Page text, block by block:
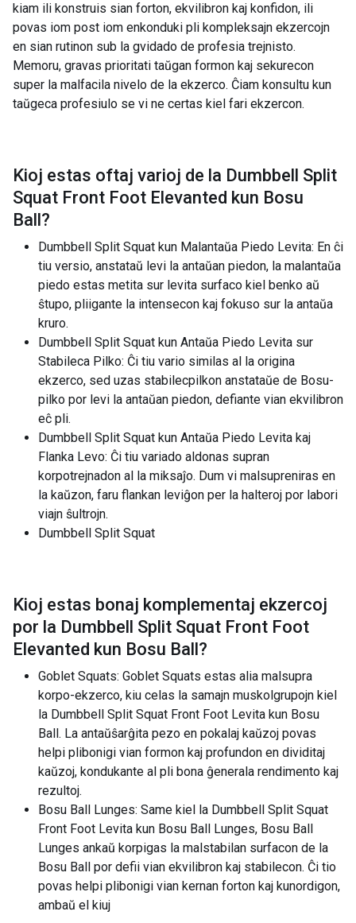
kiam ili konstruis sian forton, ekvilibron kaj konfidon, ili
povas iom post iom enkonduki pli kompleksajn ekzercojn
en sian rutinon sub la gvidado de profesia trejnisto.
Memoru, gravas prioritati taŭgan formon kaj sekurecon
super la malfacila nivelo de la ekzerco. Ĉiam konsultu kun
taŭgeca profesiulo se vi ne certas kiel fari ekzercon.
Kioj estas oftaj varioj de la Dumbbell Split
Squat Front Foot Elevanted kun Bosu
Ball?
Dumbbell Split Squat kun Malantaŭa Piedo Levita: En ĉi
tiu versio, anstataŭ levi la antaŭan piedon, la malantaŭa
piedo estas metita sur levita surfaco kiel benko aŭ
ŝtupo, pliigante la intensecon kaj fokuso sur la antaŭa
kruro.
Dumbbell Split Squat kun Antaŭa Piedo Levita sur
Stabileca Pilko: Ĉi tiu vario similas al la origina
ekzerco, sed uzas stabilecpilkon anstataŭe de Bosu-
pilko por levi la antaŭan piedon, defiante vian ekvilibron
eĉ pli.
Dumbbell Split Squat kun Antaŭa Piedo Levita kaj
Flanka Levo: Ĉi tiu variado aldonas supran
korpotrejnadon al la miksaĵo. Dum vi malsupreniras en
la kaŭzon, faru flankan leviĝon per la halteroj por labori
viajn ŝultrojn.
Dumbbell Split Squat
Kioj estas bonaj komplementaj ekzercoj
por la Dumbbell Split Squat Front Foot
Elevanted kun Bosu Ball?
Goblet Squats: Goblet Squats estas alia malsupra
korpo-ekzerco, kiu celas la samajn muskolgrupojn kiel
la Dumbbell Split Squat Front Foot Levita kun Bosu
Ball. La antaŭŝarĝita pezo en pokalaj kaŭzoj povas
helpi plibonigi vian formon kaj profundon en dividitaj
kaŭzoj, kondukante al pli bona ĝenerala rendimento kaj
rezultoj.
Bosu Ball Lunges: Same kiel la Dumbbell Split Squat
Front Foot Levita kun Bosu Ball Lunges, Bosu Ball
Lunges ankaŭ korpigas la malstabilan surfacon de la
Bosu Ball por defii vian ekvilibron kaj stabilecon. Ĉi tio
povas helpi plibonigi vian kernan forton kaj kunordigon,
ambaŭ el kiuj